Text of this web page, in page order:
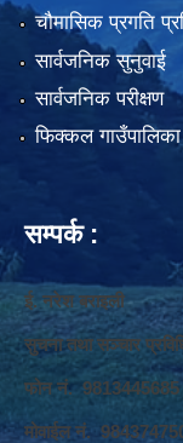
चौमासिक प्रगति
सार्वजनिक सुनुवाई
सार्वजनिक परीक्षण
फिक्कल
सम्पर्क :
ई. नरेश बराइली
सुचना तथा सञ्‍चार
फोन नं. 9813445685
मोवाईल नं.